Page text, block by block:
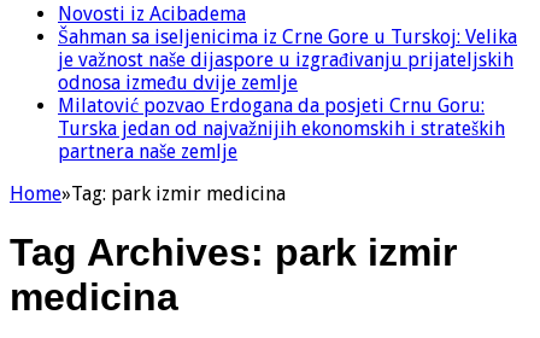
Novosti iz Acibadema
Šahman sa iseljenicima iz Crne Gore u Turskoj: Velika
je važnost naše dijaspore u izgrađivanju prijateljskih
odnosa između dvije zemlje
Milatović pozvao Erdogana da posjeti Crnu Goru:
Turska jedan od najvažnijih ekonomskih i strateških
partnera naše zemlje
Home»Tag: park izmir medicina
Tag Archives: park izmir
medicina